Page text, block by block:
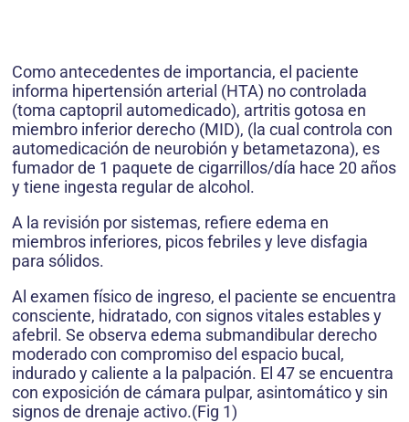
Como antecedentes de importancia, el paciente
informa hipertensión arterial (HTA) no controlada
(toma captopril automedicado), artritis gotosa en
miembro inferior derecho (MID), (la cual controla con
automedicación de neurobión y betametazona), es
fumador de 1 paquete de cigarrillos/día hace 20 años
y tiene ingesta regular de alcohol.
A la revisión por sistemas, refiere edema en
miembros inferiores, picos febriles y leve disfagia
para sólidos.
Al examen físico de ingreso, el paciente se encuentra
consciente, hidratado, con signos vitales estables y
afebril. Se observa edema submandibular derecho
moderado con compromiso del espacio bucal,
indurado y caliente a la palpación. El 47 se encuentra
con exposición de cámara pulpar, asintomático y sin
signos de drenaje activo.(Fig 1)